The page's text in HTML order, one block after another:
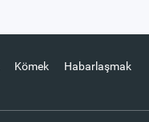
Kömek
Habarlaşmak